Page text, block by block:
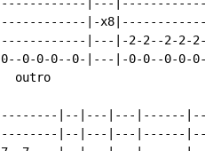
|---
|-
|---|-2-2--2-2-
0--0-0-0--0-|---|-0-0--0-0-
outro
|--|---|---|------
|--|---|---|------